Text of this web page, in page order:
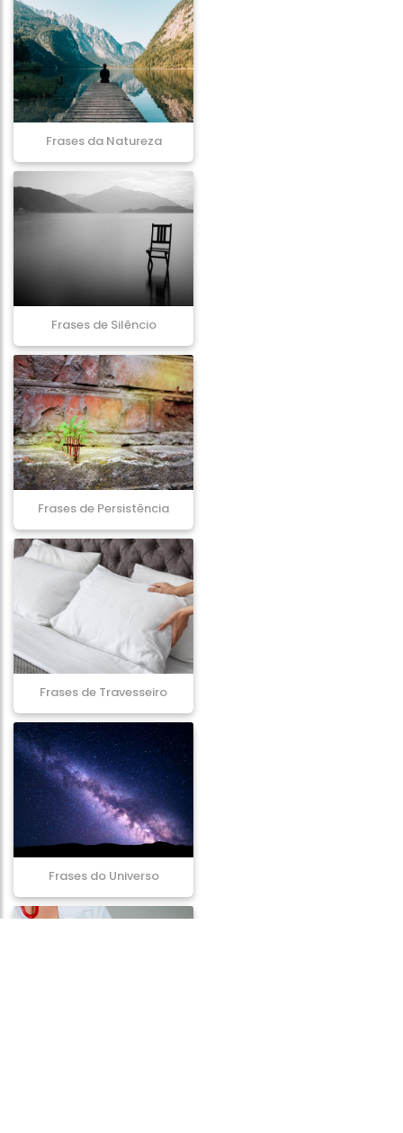
Frases da Natureza
Frases de Silêncio
Frases de Persistência
Frases de Travesseiro
Frases do Universo